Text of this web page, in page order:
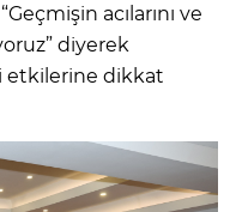
acılarını ve
diyerek
etkilerine dikkat